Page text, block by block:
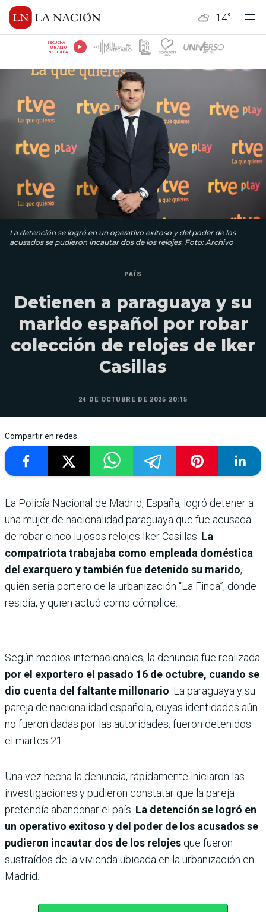
14°
ESCUCHÁ
TU RADIO
PREFERIDA
La detención se logró en un operativo exitoso y del poder de los
acusados se pudieron incautar dos de los relojes. Foto: Archivo
PAÍS
Detienen a paraguaya y su
marido español por robar
colección de relojes de Iker
Casillas
24 DE OCTUBRE DE 2025 20:15
Compartir en redes
La Policía Nacional de Madrid, España, logró detener a
una mujer de nacionalidad paraguaya que fue acusada
de robar cinco lujosos relojes Iker Casillas. La
compatriota trabajaba como empleada doméstica
del exarquero y también fue detenido su marido,
quien sería portero de la urbanización “La Finca”, donde
residía, y quien actuó como cómplice.
Según medios internacionales, la denuncia fue realizada
por el exportero el pasado 16 de octubre, cuando se
dio cuenta del faltante millonario . La paraguaya y su
pareja de nacionalidad española, cuyas identidades aún
no fueron dadas por las autoridades, fueron detenidos
el martes 21.
Una vez hecha la denuncia, rápidamente iniciaron las
investigaciones y pudieron constatar que la pareja
pretendía abandonar el país. La detención se logró en
un operativo exitoso y del poder de los acusados se
pudieron incautar dos de los relojes que fueron
sustraídos de la vivienda ubicada en la urbanización en
Madrid.